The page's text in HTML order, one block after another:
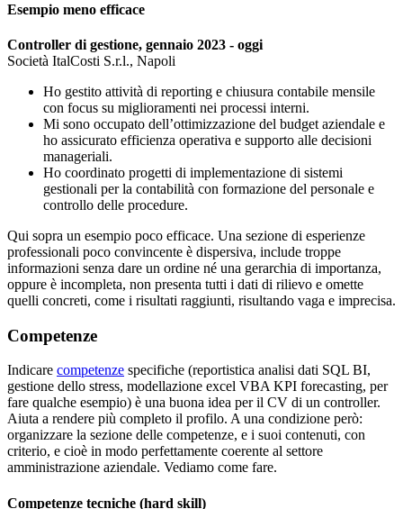
Esempio meno efficace
Controller di gestione, gennaio 2023 - oggi
Società ItalCosti S.r.l., Napoli
Ho gestito attività di reporting e chiusura contabile mensile
con focus su miglioramenti nei processi interni.
Mi sono occupato dell’ottimizzazione del budget aziendale e
ho assicurato efficienza operativa e supporto alle decisioni
manageriali.
Ho coordinato progetti di implementazione di sistemi
gestionali per la contabilità con formazione del personale e
controllo delle procedure.
Qui sopra un esempio poco efficace. Una sezione di esperienze
professionali poco convincente è dispersiva, include troppe
informazioni senza dare un ordine né una gerarchia di importanza,
oppure è incompleta, non presenta tutti i dati di rilievo e omette
quelli concreti, come i risultati raggiunti, risultando vaga e imprecisa.
Competenze
Indicare competenze specifiche (reportistica analisi dati SQL BI,
gestione dello stress, modellazione excel VBA KPI forecasting, per
fare qualche esempio) è una buona idea per il CV di un controller.
Aiuta a rendere più completo il profilo. A una condizione però:
organizzare la sezione delle competenze, e i suoi contenuti, con
criterio, e cioè in modo perfettamente coerente al settore
amministrazione aziendale. Vediamo come fare.
Competenze tecniche (hard skill)